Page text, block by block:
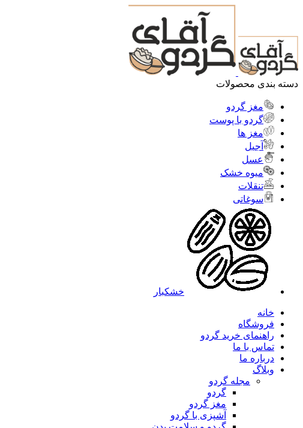
دسته بندی محصولات
مغز گردو
گردو با پوست
مغز ها
آجیل
عسل
میوه خشک
تنقلات
سوغاتی
خشکبار
خانه
فروشگاه
راهنمای خرید گردو
تماس با ما
درباره ما
وبلاگ
مجله گردو
گردو
مغز گردو
آشپزی با گردو